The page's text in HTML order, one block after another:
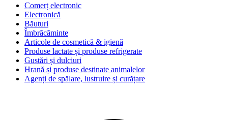
Comerț electronic
Electronică
Băuturi
Îmbrăcăminte
Articole de cosmetică & igienă
Produse lactate și produse refrigerate
Gustări și dulciuri
Hrană și produse destinate animalelor
Agenți de spălare, lustruire și curățare